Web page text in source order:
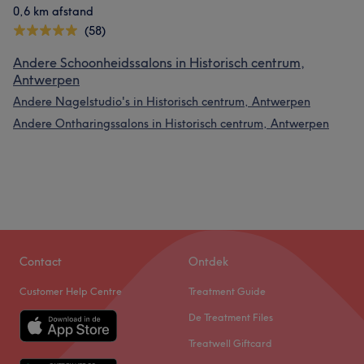
0,6 km afstand
(58)
Andere Schoonheidssalons in Historisch centrum,
Antwerpen
Andere Nagelstudio's in Historisch centrum, Antwerpen
Andere Ontharingssalons in Historisch centrum, Antwerpen
Contact
Customer Help Centre
Ontdek
Treatment Guide
De Treatment Files
Treatwell Giftcard